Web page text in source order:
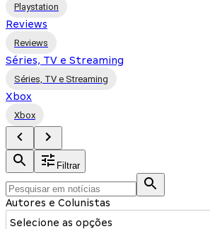
Playstation
Reviews
Reviews
Séries, TV e Streaming
Séries, TV e Streaming
Xbox
Xbox
Filtrar
Autores e Colunistas
Selecione as opções